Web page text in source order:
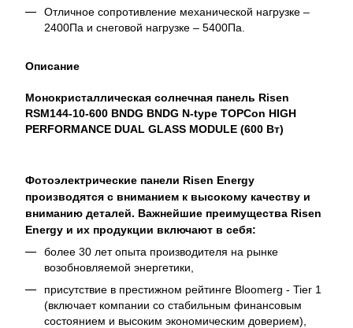
Отличное сопротивление механической нагрузке –
2400Па и снеговой нагрузке – 5400Па.
Описание
Монокристаллическая солнечная панель Risen
RSM144-10-600 BNDG BNDG N-type TOPCon HIGH
PERFORMANCE DUAL GLASS MODULE (600 Вт)
Фотоэлектрические панели Risen Energy
производятся с вниманием к высокому качеству и
вниманию деталей. Важнейшие преимущества Risen
Energy и их продукции включают в себя:
более 30 лет опыта производителя на рынке
возобновляемой энергетики,
присутствие в престижном рейтинге Bloomerg - Tier 1
(включает компании со стабильным финансовым
состоянием и высоким экономическим доверием),